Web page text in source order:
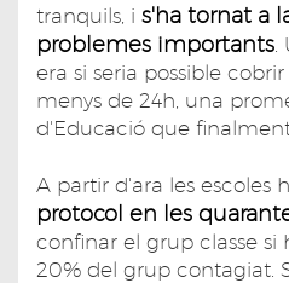
tranquils, i s'ha tornat a
problemes importants
era si seria possible
menys de 24h, una
d'Educació que
A partir d'ara les escoles
protocol en les
confinar el grup classe si
20% del grup contagiat.